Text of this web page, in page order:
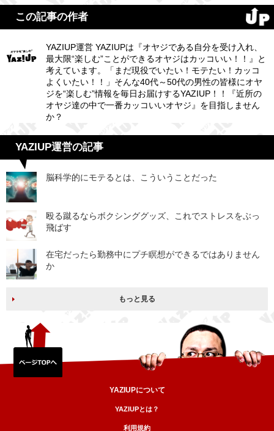
この記事の作者
YAZIUP運営 YAZIUPは『オヤジである自分を受け入れ、
最大限“楽しむ”ことができるオヤジはカッコいい！！』と
考えています。「まだ現役でいたい！モテたい！カッコ
よくいたい！！」そんな40代～50代の男性の皆様にオヤ
ジを“楽しむ”情報を毎日お届けするYAZIUP！！『近所の
オヤジ達の中で一番カッコいいオヤジ』を目指しません
か？
YAZIUP運営の記事
脳科学的にモテるとは、こういうことだった
殴る蹴るならボクシンググッズ、これでストレスをぶっ
飛ばす
在宅だったら勤務中にプチ瞑想ができるではありません
か
もっと見る
YAZIUPについて
YAZIUPとは？
利用規約